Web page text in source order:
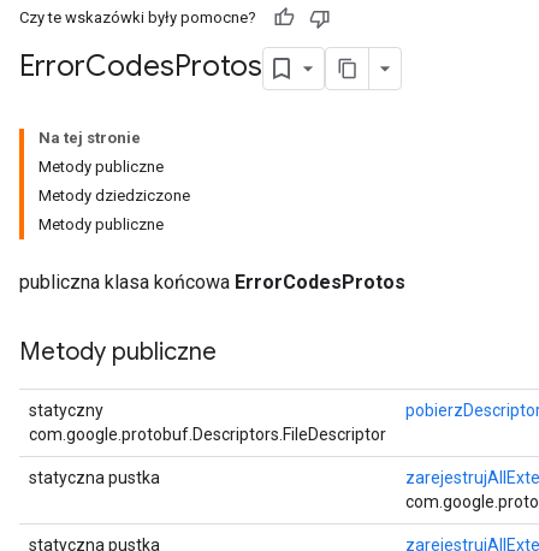
Czy te wskazówki były pomocne?
ErrorCodesProtos
Na tej stronie
Metody publiczne
Metody dziedziczone
Metody publiczne
publiczna klasa końcowa ErrorCodesProtos
Metody publiczne
statyczny
com.google.protobuf.Descriptors.FileDescriptor
statyczna pustka
statyczna pustka